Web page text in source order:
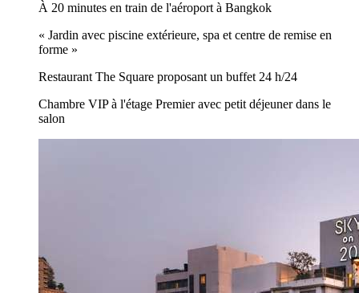
À 20 minutes en train de l'aéroport à Bangkok
« Jardin avec piscine extérieure, spa et centre de remise en
forme »
Restaurant The Square proposant un buffet 24 h/24
Chambre VIP à l'étage Premier avec petit déjeuner dans le
salon